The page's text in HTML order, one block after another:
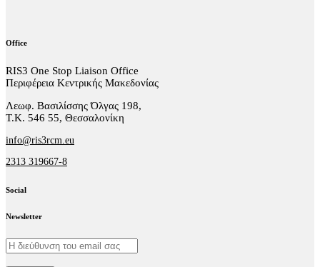
Office
RIS3 One Stop Liaison Office
Περιφέρεια Κεντρικής Μακεδονίας
Λεωφ. Βασιλίσσης Όλγας 198,
Τ.Κ. 546 55, Θεσσαλονίκη
info@ris3rcm.eu
2313 319667-8
Social
facebook-
linkedin
twitter-
Newsletter